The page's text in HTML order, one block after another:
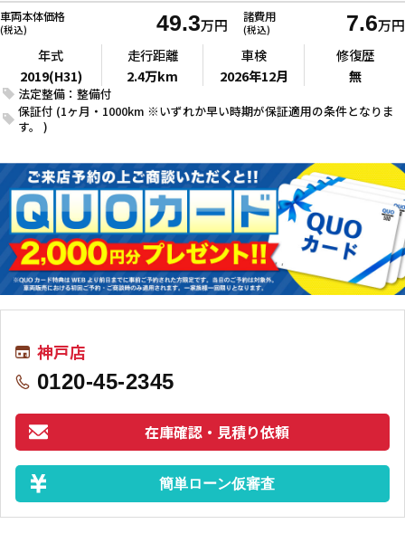
車両本体価格
(税込) 49.3万円 諸費用
(税込) 7.6万円
法定整備：整備付
保証付 (1ヶ月・1000km ※いずれか早い時期が保証適用の条件となりま
す。 )
年式
2019(H31)
走行距離
2.4万km
車検
2026年12月
修復歴
無
神戸店
0120-45-2345
在庫確認・見積り依頼
簡単ローン仮審査